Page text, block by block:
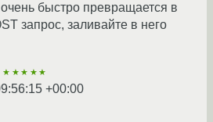
быстро превращается в
запрос, заливайте в него
★★★★★
+00:00